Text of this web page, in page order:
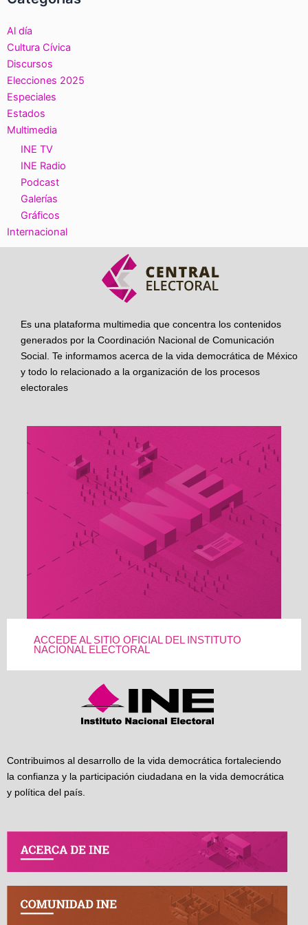
Al día
Cultura Cívica
Discursos
Elecciones 2025
Especiales
Estados
Multimedia
INE TV
INE Radio
Podcast
Galerías
Gráficos
Internacional
Es una plataforma multimedia que concentra los contenidos
generados por la Coordinación Nacional de Comunicación
Social. Te informamos acerca de la vida democrática de México
y todo lo relacionado a la organización de los procesos
electorales
ACCEDE AL SITIO OFICIAL DEL INSTITUTO
NACIONAL ELECTORAL
Contribuimos al desarrollo de la vida democrática fortaleciendo
la confianza y la participación ciudadana en la vida democrática
y política del país.